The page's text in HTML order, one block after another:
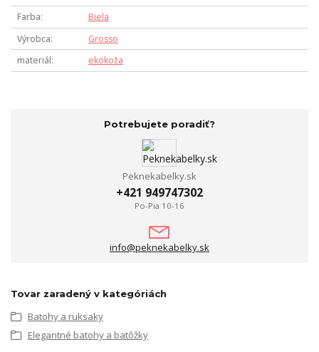
Farba
Biela
Výrobca
Grosso
materiál
ekokoža
Potrebujete poradiť?
Peknekabelky.sk
+421 949747302
Po-Pia 10-16
info@peknekabelky.sk
Tovar zaradený v kategóriách
Batohy a ruksaky
Elegantné batohy a batôžky